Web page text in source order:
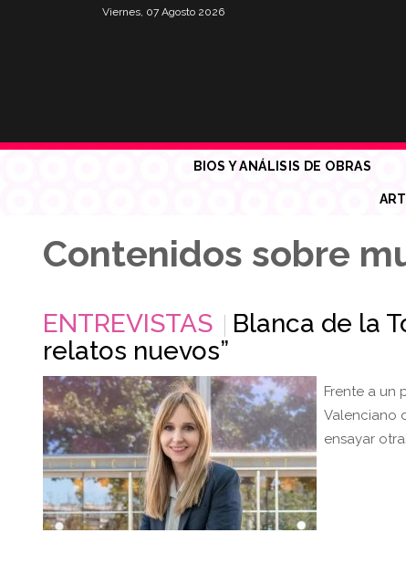
Viernes, 07 Agosto 2026
BIOS Y ANÁLISIS DE OBRAS
Contenidos sobre
ENTREVISTAS
Blanca de la
relatos nuevos”
Frente a un
Valenciano
ensayar